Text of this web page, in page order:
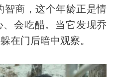
智商，这个年龄正是情
会吃醋。当它发现乔
在门后暗中观察。